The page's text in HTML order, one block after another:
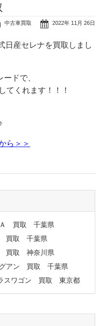
2022年 11月 26日
中古車買取
日産セレナを買取しまし
ドで、
てくれます！！！
ら＞＞
Ａ 買取 千葉県
買取 千葉県
買取 神奈川県
アン 買取 千葉県
スワゴン 買取 東京都